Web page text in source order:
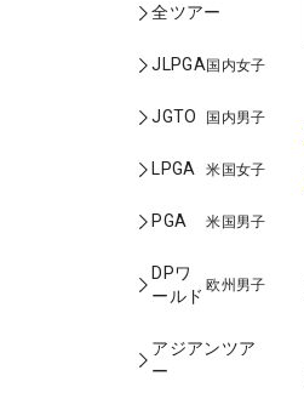
全ツアー
JLPGA国内女子
JGTO 国内男子
LPGA 米国女子
PGA 米国男子
DPワ
ールド
欧州男子
アジアンツア
ー